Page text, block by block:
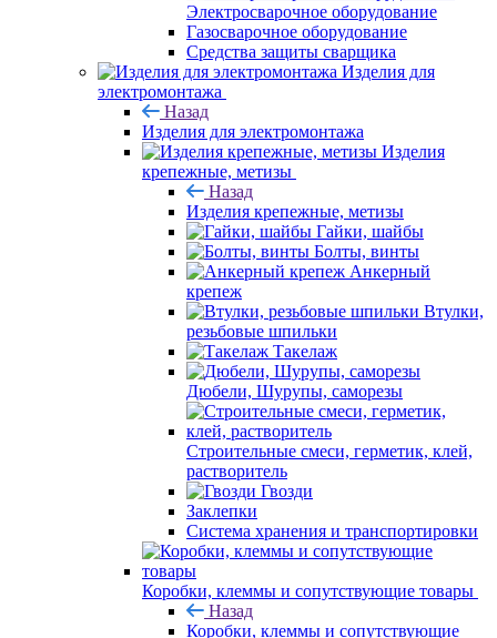
Электросварочное оборудование
Газосварочное оборудование
Средства защиты сварщика
Изделия для
электромонтажа
Назад
Изделия для электромонтажа
Изделия
крепежные, метизы
Назад
Изделия крепежные, метизы
Гайки, шайбы
Болты, винты
Анкерный
крепеж
Втулки,
резьбовые шпильки
Такелаж
Дюбели, Шурупы, саморезы
Строительные смеси, герметик, клей,
растворитель
Гвозди
Заклепки
Система хранения и транспортировки
Коробки, клеммы и сопутствующие товары
Назад
Коробки, клеммы и сопутствующие